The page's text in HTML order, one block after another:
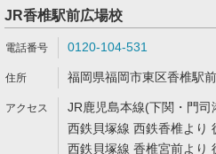
JR香椎駅前広場校
0120-104-531
福岡県福岡市東区香椎駅
JR鹿児島本線(下関・門
西鉄貝塚線 西鉄香椎より
西鉄貝塚線 香椎宮前より